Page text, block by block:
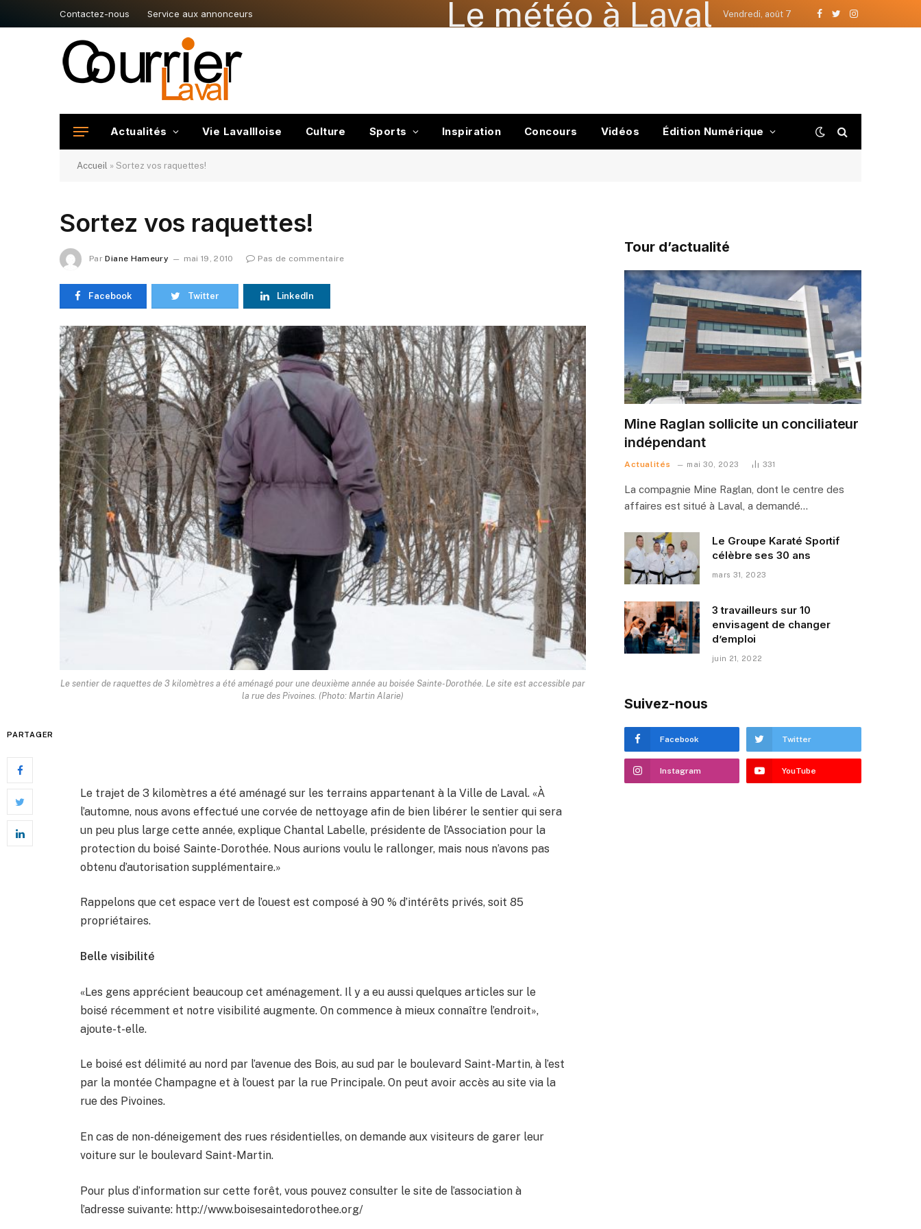
Contactez-nous Service aux annonceurs Le météo à Laval Vendredi, août 7
Facebook
TwitterInstagram
Actualités Vie Lavallloise Culture Sports Inspiration Concours Vidéos Édition Numérique
Accueil » Sortez vos raquettes!
Sortez vos raquettes!
Par Diane Hameury mai 19, 2010 Pas de commentaire
Facebook Twitter LinkedIn
Le sentier de raquettes de 3 kilomètres a été aménagé pour une deuxième année au boisée Sainte-Dorothée. Le site est accessible par
la rue des Pivoines. (Photo: Martin Alarie)
PARTAGER
Le trajet de 3 kilomètres a été aménagé sur les terrains appartenant à la Ville de Laval. «À
l’automne, nous avons effectué une corvée de nettoyage afin de bien libérer le sentier qui sera
un peu plus large cette année, explique Chantal Labelle, présidente de l’Association pour la
protection du boisé Sainte-Dorothée. Nous aurions voulu le rallonger, mais nous n’avons pas
obtenu d’autorisation supplémentaire.»
Rappelons que cet espace vert de l’ouest est composé à 90 % d’intérêts privés, soit 85
propriétaires.
Belle visibilité
«Les gens apprécient beaucoup cet aménagement. Il y a eu aussi quelques articles sur le
boisé récemment et notre visibilité augmente. On commence à mieux connaître l’endroit»,
ajoute-t-elle.
Le boisé est délimité au nord par l’avenue des Bois, au sud par le boulevard Saint-Martin, à l’est
par la montée Champagne et à l’ouest par la rue Principale. On peut avoir accès au site via la
rue des Pivoines.
En cas de non-déneigement des rues résidentielles, on demande aux visiteurs de garer leur
voiture sur le boulevard Saint-Martin.
Pour plus d’information sur cette forêt, vous pouvez consulter le site de l’association à
l’adresse suivante: http://www.boisesaintedorothee.org/
Tour d’actualité
Mine Raglan sollicite un conciliateur
indépendant
Actualités mai 30, 2023 331
La compagnie Mine Raglan, dont le centre des
affaires est situé à Laval, a demandé…
Le Groupe Karaté Sportif
célèbre ses 30 ans
mars 31, 2023
3 travailleurs sur 10
envisagent de changer
d’emploi
juin 21, 2022
Suivez-nous
Facebook Twitter
Instagram YouTube